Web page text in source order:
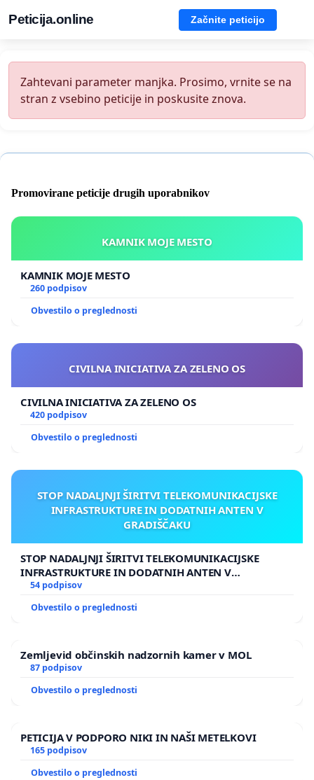
Peticija.online Začnite peticijo
Zahtevani parameter manjka. Prosimo, vrnite se na
stran z vsebino peticije in poskusite znova.
Promovirane peticije drugih uporabnikov
KAMNIK MOJE MESTO
KAMNIK MOJE MESTO
260 podpisov
Obvestilo o preglednosti
CIVILNA INICIATIVA ZA ZELENO OS
CIVILNA INICIATIVA ZA ZELENO OS
420 podpisov
Obvestilo o preglednosti
STOP NADALJNJI ŠIRITVI TELEKOMUNIKACIJSKE
INFRASTRUKTURE IN DODATNIH ANTEN V
GRADIŠČAKU
STOP NADALJNJI ŠIRITVI TELEKOMUNIKACIJSKE
INFRASTRUKTURE IN DODATNIH ANTEN V
GRADIŠČAKU
54 podpisov
Obvestilo o preglednosti
Zemljevid občinskih nadzornih kamer v MOL
87 podpisov
Obvestilo o preglednosti
PETICIJA V PODPORO NIKI IN NAŠI METELKOVI
165 podpisov
Obvestilo o preglednosti